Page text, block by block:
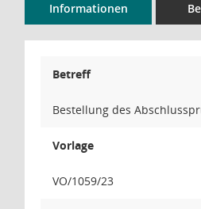
Informationen
Betreff
Bestellung des
Vorlage
VO/1059/23